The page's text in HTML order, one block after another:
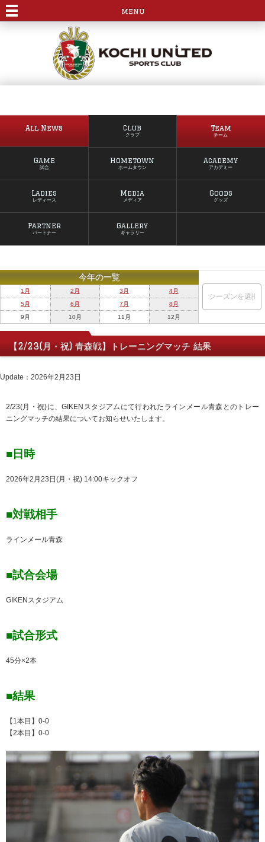
menu
All News Club
クラブ
Team
チーム
Game
試合
Hometown
ホームタウン
Academy
アカデミー
Ladies
レディース
Media
メディア
Goods
グッズ
Partner
パートナー
Gallery
ギャラリー
今年の一覧
1月 2月 3月
4月
5月
6月 7月
8月
9月
10月 11月 12月
【2/23(月・祝) 青森戦】トレーニングマッチ 結果
Update：2026年2月23日
2/23(月・祝)に、GIKENスタジアムにて行われたラインメール青森とのトレー
ニングマッチの結果についてお知らせいたします。
■日時
2026年2月23日(月・祝) 14:00キックオフ
■対戦相手
ラインメール青森
■試合会場
GIKENスタジアム
■試合形式
45分×2本
■結果
【1本目】0-0
【2本目】0-0